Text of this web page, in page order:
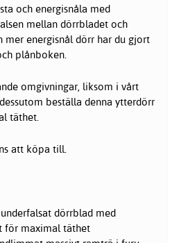
och energisnåla med
mellan dörrbladet och
mer energisnål dörr har du gjort
plånboken.
omgivningar, liksom i vårt
beställa denna ytterdörr
täthet.
att köpa till.
dörrblad med
för maximal täthet